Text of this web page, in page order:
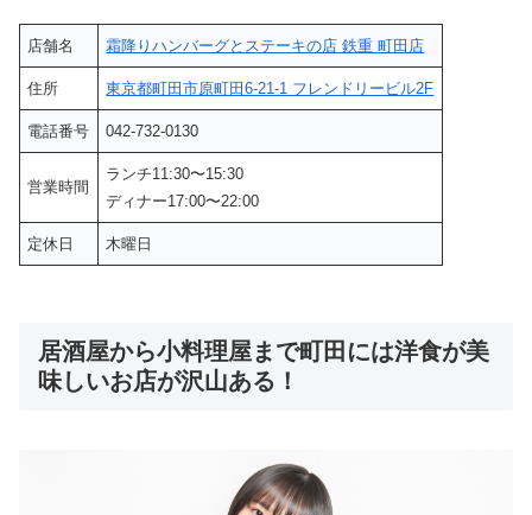
店舗名 霜降りハンバーグとステーキの店 鉄重 町田店
住所 東京都町田市原町田6-21-1 フレンドリービル2F
電話番号 042-732-0130
営業時間
ランチ11:30〜15:30
ディナー17:00〜22:00
定休日 木曜日
居酒屋から小料理屋まで町田には洋食が美
味しいお店が沢山ある！